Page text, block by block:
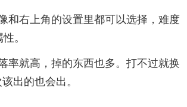
和右上角的设置里都可以选择，难度
。
率就高，掉的东西也多。打不过就换
出的也会出。